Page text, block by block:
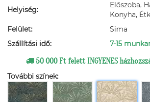
Helyiség:
Előszoba,
Konyha,
Felület:
Sima
Szállítási idő:
7-15
50 000 Ft felett INGYENES
További színek: